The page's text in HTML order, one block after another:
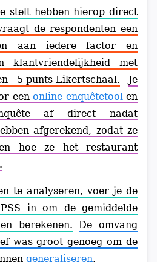
stelt hebben hierop direct
de respondenten een
aan iedere factor en
klantvriendelijkheid met
5-punts-Likertschaal.
Je
eenonline enquêtetoolen
af direct nadat
afgerekend, zodat ze
hoe ze het restaurant
te analyseren, voer je de
in om de gemiddelde
berekenen.
De omvang
was groot genoeg om de
generaliseren.